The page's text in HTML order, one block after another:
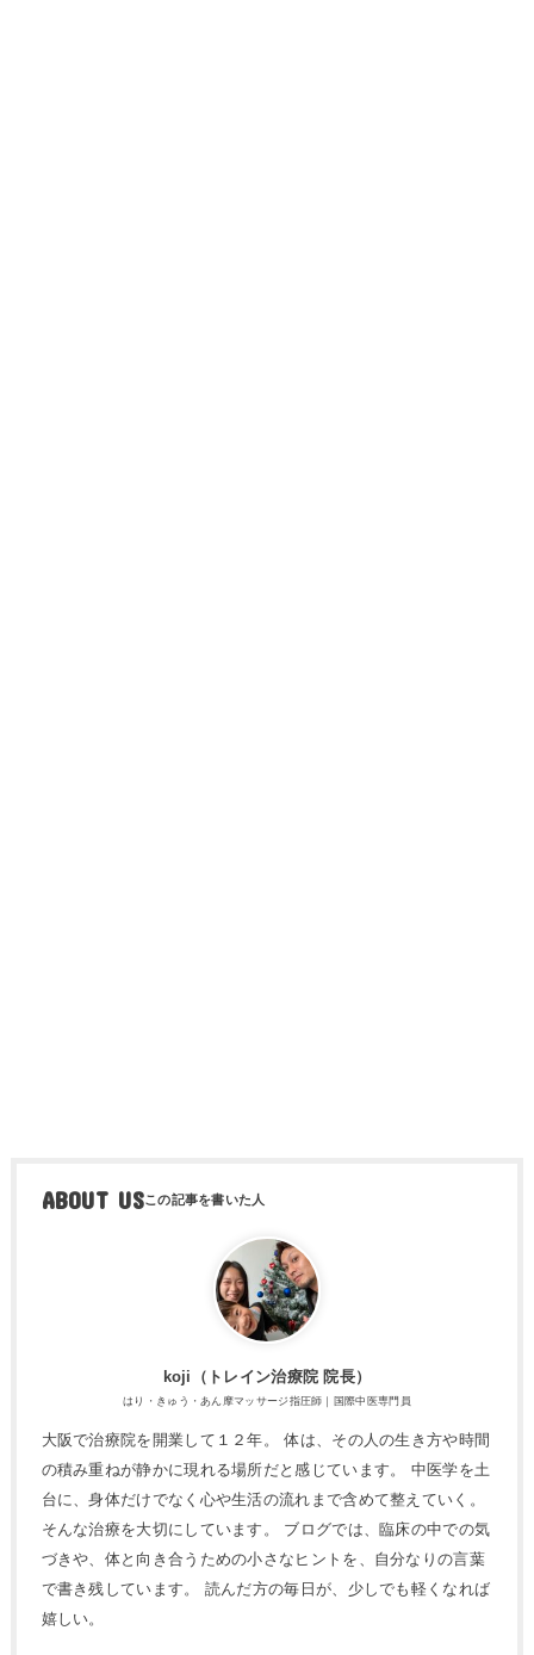
ABOUT US
koji（トレ​イン治療院 院長）
はり・きゅう・あん摩マッサージ指圧師｜国際中医専門員
大阪で治療院を開業して１２年。 体は、その人の生き方や時間
の積み重ねが静かに現れる場所だと感じています。 中医学を土
台に、身体だけでなく心や生活の流れまで含めて整えていく。
そんな治療を大切にしています。 ブログでは、臨床の中での気
づきや、体と向き合うための小さなヒントを、自分なりの言葉
で書き残しています。 読んだ方の毎日が、少しでも軽くなれば
嬉しい。